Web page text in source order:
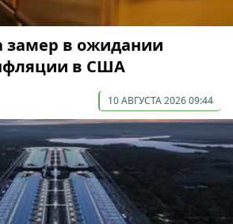
замер в ожидании
в США
10 АВГУСТА 2026 09:44